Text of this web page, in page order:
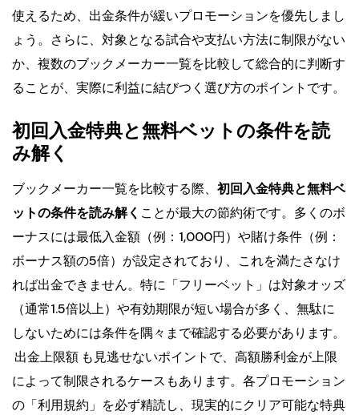
使えるため、出金条件が緩いプロモーションを優先しまし
ょう。さらに、対象となる試合や支払い方法に制限がない
か、複数のブックメーカー一覧を比較して総合的に判断す
ることが、実際に利益に結びつく選び方のポイントです。
初回入金特典と無料ベットの条件を読
み解く
ブックメーカー一覧を比較する際、 初回入金特典と無料ベ
ットの条件を読み解く ことが最大の節約術です。多くのボ
ーナスには最低入金額（例：1,000円）や賭け条件（例：
ボーナス額の5倍）が設定されており、これを満たさなけ
れば出金できません。特に「フリーベット」は対象オッズ
（通常1.5倍以上）や有効期限が短い場合が多く、無駄に
しないためには条件を隅々まで確認する必要があります。
出金上限額 も見逃せないポイントで、高額勝利金が上限
によって制限されるケースもあります。各プロモーション
の「利用規約」を必ず精読し、現実的にクリア可能な特典